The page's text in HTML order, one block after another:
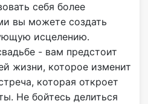
себя более
вы можете создать
исцелению.
- вам предстоит
жизни, которое изменит
которая откроет
Не бойтесь делиться